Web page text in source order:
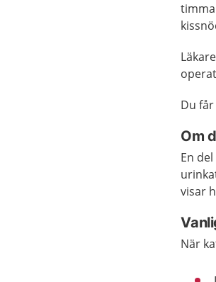
Du
Om
En
visar
När